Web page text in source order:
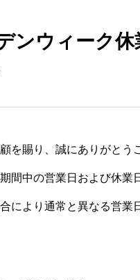
ンウィーク
を賜り、誠にありがとう
間中の営業日および休業
により通常と異なる営業